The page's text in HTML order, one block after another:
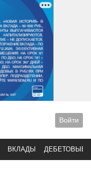
Войти
ВКЛАДЫ ДЕБЕТОВЫЕ